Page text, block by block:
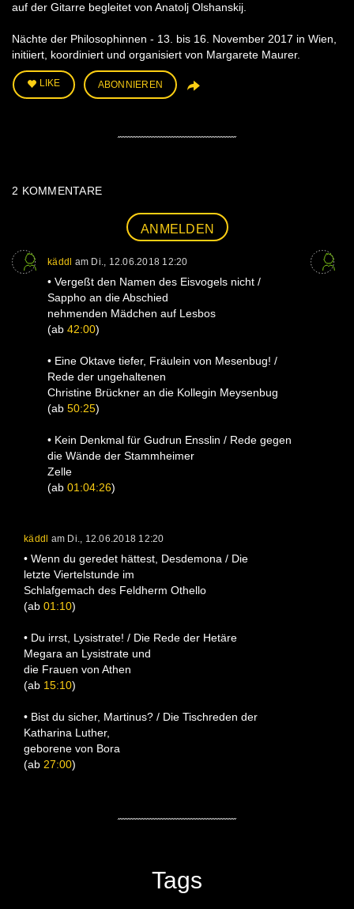
auf der Gitarre begleitet von Anatolj ​Olshanskij.
Nächte der Philosophinnen - 13. bis 16. November 2017 in Wien,
initiiert, koordiniert und organisiert von Margarete Maurer.
LIKE ABONNIEREN
2 KOMMENTARE
ANMELDEN
käddl am Di., 12.06.2018 12:20
• Vergeßt den Namen des Eisvogels nicht /
Sappho an die Abschied
nehmenden Mädchen auf Lesbos
(ab 42:00)
• Eine Oktave tiefer, Fräulein von Mesenbug! /
Rede der ungehaltenen
Christine Brückner an die Kollegin Meysenbug
(ab 50:25)
• Kein Denkmal für Gudrun Ensslin / Rede gegen
die Wände der Stammheimer
Zelle
(ab 01:04:26)
käddl am Di., 12.06.2018 12:20
• Wenn du geredet hättest, Desdemona / Die
letzte Viertelstunde im
Schlafgemach des Feldherm Othello
(ab 01:10)
• Du irrst, Lysistrate! / Die Rede der Hetäre
Megara an Lysistrate und
die Frauen von Athen
(ab 15:10)
• Bist du sicher, Martinus? / Die Tischreden der
Katharina Luther,
geborene von Bora
(ab 27:00)
Tags